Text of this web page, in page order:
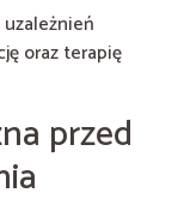
oraz terapię
przed